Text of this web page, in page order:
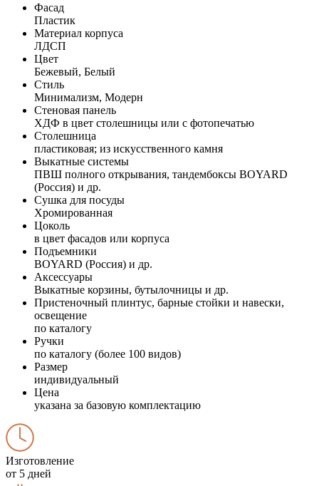
Фасад
Пластик
Материал корпуса
ЛДСП
Цвет
Бежевый, Белый
Стиль
Минимализм, Модерн
Стеновая панель
ХДФ в цвет столешницы или с фотопечатью
Столешница
пластиковая; из искусственного камня
Выкатные системы
ПВШ полного открывания, тандембоксы BOYARD
(Россия) и др.
Сушка для посуды
Хромированная
Цоколь
в цвет фасадов или корпуса
Подъемники
BOYARD (Россия) и др.
Аксессуары
Выкатные корзины, бутылочницы и др.
Пристеночный плинтус, барные стойки и навески,
освещение
по каталогу
Ручки
по каталогу (более 100 видов)
Размер
индивидуальный
Цена
указана за базовую комплектацию
Изготовление
от 5 дней